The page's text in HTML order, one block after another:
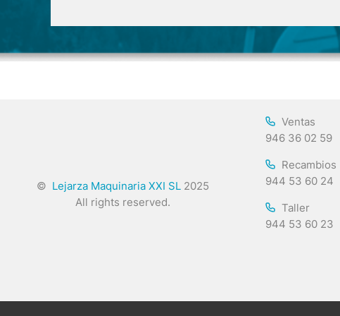
© Lejarza Maquinaria XXI SL 2025
All rights reserved.
Ventas
946 36 02 59
Recambios
944 53 60 24
Taller
944 53 60 23